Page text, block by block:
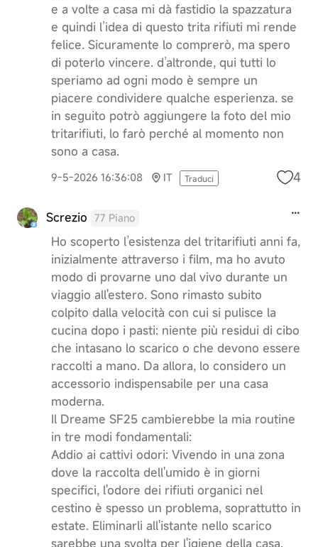
e a volte a casa mi dà fastidio la spazzatura
e quindi l’idea di questo trita rifiuti mi rende
felice. Sicuramente lo comprerò, ma spero
di poterlo vincere. d’altronde, qui tutti lo
speriamo ad ogni modo è sempre un
piacere condividere qualche esperienza. se
in seguito potrò aggiungere la foto del mio
tritarifiuti, lo farò perché al momento non
sono a casa.
9-5-2026 16:36:08 IT Traduci 4
Screzio 77 Piano
Ho scoperto l’esistenza del tritarifiuti anni fa,
inizialmente attraverso i film, ma ho avuto
modo di provarne uno dal vivo durante un
viaggio all'estero. Sono rimasto subito
colpito dalla velocità con cui si pulisce la
cucina dopo i pasti: niente più residui di cibo
che intasano lo scarico o che devono essere
raccolti a mano. Da allora, lo considero un
accessorio indispensabile per una casa
moderna.
Il Dreame SF25 cambierebbe la mia routine
in tre modi fondamentali:
​Addio ai cattivi odori: Vivendo in una zona
dove la raccolta dell'umido è in giorni
specifici, l'odore dei rifiuti organici nel
cestino è spesso un problema, soprattutto in
estate. Eliminarli all'istante nello scarico
sarebbe una svolta per l'igiene della casa.